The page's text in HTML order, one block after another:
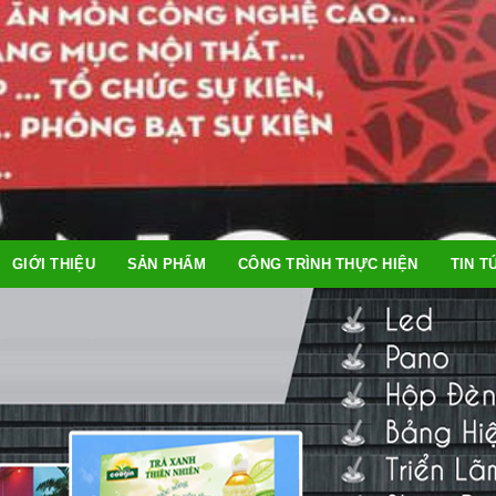
GIỚI THIỆU SẢN PHẨM CÔNG TRÌNH THỰC HIỆN TIN